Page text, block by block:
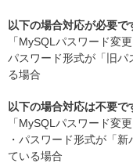
以下の場合対応が必要で
「MySQLパスワード変
パスワード形式が「旧
る場合
以下の場合対応は不要で
「MySQLパスワード変
・パスワード形式が「
ている場合